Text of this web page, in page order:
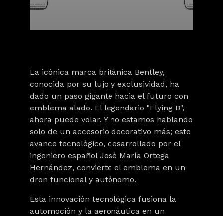
La icónica marca británica Bentley,
conocida por su lujo y exclusividad, ha
dado un paso gigante hacia el futuro con
emblema alado. El legendario "Flying B",
ahora puede volar. Y no estamos hablando
solo de un accesorio decorativo más; este
avance tecnológico, desarrollado por el
ingeniero español José María Ortega
Hernández, convierte el emblema en un
dron funcional y autónomo.
Esta innovación tecnológica fusiona la
automoción y la aeronáutica en un